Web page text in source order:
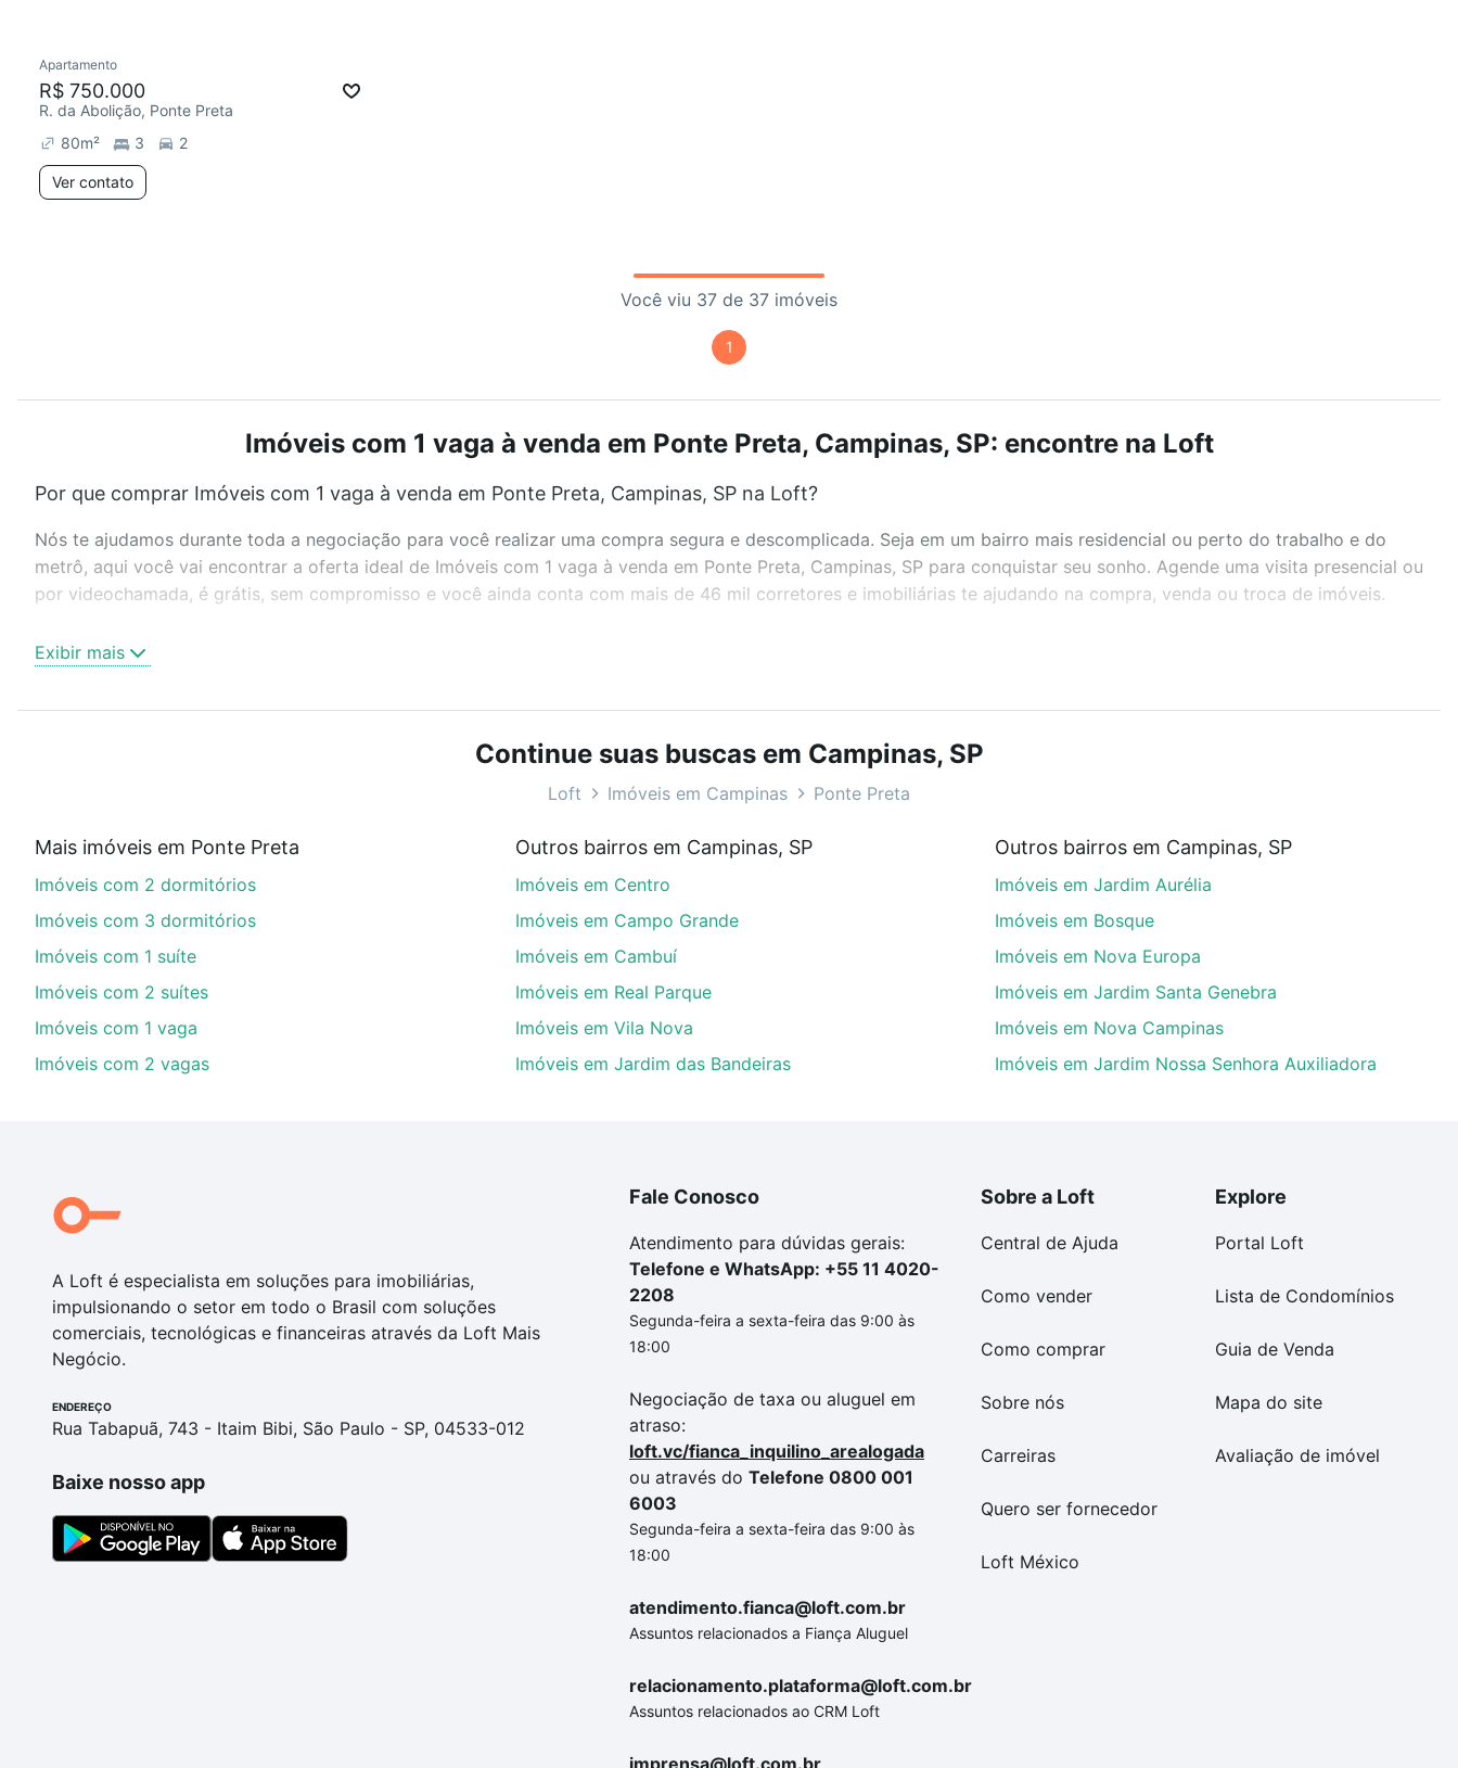
Apartamento
R$ 750.000
R. da Abolição, Ponte Preta
80m² 3 2
Ver contato
Você viu 37 de 37 imóveis
1
Imóveis com 1 vaga à venda em Ponte Preta, Campinas, SP: encontre na Loft
Por que comprar Imóveis com 1 vaga à venda em Ponte Preta, Campinas, SP na Loft?
Nós te ajudamos durante toda a negociação para você realizar uma compra segura e descomplicada. Seja em um bairro mais residencial ou perto do trabalho e do
metrô, aqui você vai encontrar a oferta ideal de Imóveis com 1 vaga à venda em Ponte Preta, Campinas, SP para conquistar seu sonho. Agende uma visita presencial ou
por videochamada, é grátis, sem compromisso e você ainda conta com mais de 46 mil corretores e imobiliárias te ajudando na compra, venda ou troca de imóveis.
ou sem vaga de garagem para combinar perfeitamente com o preço, metragem e comodidades, como piscina, academia, salão de festas ou área verde e encontrar
Imóveis com 1 vaga à venda em Ponte Preta, Campinas, SP ideal para você na Loft.
Qual o preço de Imóveis com 1 vaga à venda em Ponte Preta, Campinas, SP?
Aqui na Loft temos a oferta ideal para você, com Imóveis com 1 vaga à venda em Ponte Preta, Campinas, SP que custam a partir de R$ 0 e com nossas opções de
financiamento imobiliário as parcelas podem se adequar ao seu orçamento. Se ainda tem alguma dúvida dos custos envolvidos no processo de compra, veja em nosso
portal quanto custa comprar um apartamento e conte com a gente para comprar o imóvel dos seus sonhos com segurança e conforto. Loft, com você até as chaves.
Exibir mais
Continue suas buscas em Campinas, SP
Loft Imóveis em Campinas Ponte Preta
Mais imóveis em Ponte Preta
Imóveis com 2 dormitórios
Imóveis com 3 dormitórios
Imóveis com 1 suíte
Imóveis com 2 suítes
Imóveis com 1 vaga
Imóveis com 2 vagas
Outros bairros em Campinas, SP
Imóveis em Centro
Imóveis em Campo Grande
Imóveis em Cambuí
Imóveis em Real Parque
Imóveis em Vila Nova
Imóveis em Jardim das Bandeiras
Outros bairros em Campinas, SP
Imóveis em Jardim Aurélia
Imóveis em Bosque
Imóveis em Nova Europa
Imóveis em Jardim Santa Genebra
Imóveis em Nova Campinas
Imóveis em Jardim Nossa Senhora Auxiliadora
A Loft é especialista em soluções para imobiliárias,
impulsionando o setor em todo o Brasil com soluções
comerciais, tecnológicas e financeiras através da Loft Mais
Negócio.
ENDEREÇO
Rua Tabapuã, 743 - Itaim Bibi, São Paulo - SP, 04533-012
Baixe nosso app
Fale Conosco
Atendimento para dúvidas gerais:
Telefone e WhatsApp: +55 11 4020-
2208
Segunda-feira a sexta-feira das 9:00 às
18:00
Negociação de taxa ou aluguel em
atraso:
loft.vc/fianca_inquilino_arealogada
ou através do Telefone 0800 001
6003
Segunda-feira a sexta-feira das 9:00 às
18:00
atendimento.fianca@loft.com.br
Assuntos relacionados a Fiança Aluguel
relacionamento.plataforma@loft.com.br
Assuntos relacionados ao CRM Loft
imprensa@loft.com.br
Sobre a Loft
Central de Ajuda
Como vender
Como comprar
Sobre nós
Carreiras
Quero ser fornecedor
Loft México
Explore
Portal Loft
Lista de Condomínios
Guia de Venda
Mapa do site
Avaliação de imóvel